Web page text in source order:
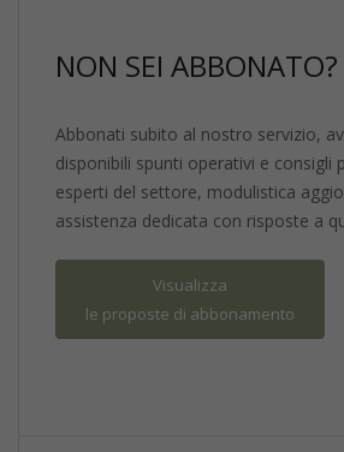
NON SEI ABBONATO?
Abbonati subito al nostro servizio,
disponibili spunti operativi e consigli
esperti del settore, modulistica
assistenza dedicata con risposte a
Visualizza
le proposte di abbonamento